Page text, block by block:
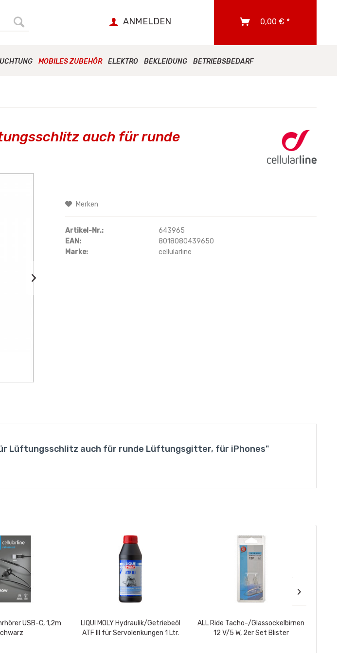
ANMELDEN 0,00 € *
MOBILES ZUBEHÖR ELEKTRO BEKLEIDUNG BETRIEBSBEDARF
auch für runde
Merken
Artikel-Nr.:
643965
EAN:
8018080439650
Marke:
cellularline
Lüftungsschlitz auch für runde Lüftungsgitter, für iPhones"
USB-C, 1,2m
LIQUI MOLY Hydraulik/Getriebeöl
ATF III für Servolenkungen 1 Ltr.
ALL Ride Tacho-/Glassockelbirnen
12 V/5 W, 2er Set Blister